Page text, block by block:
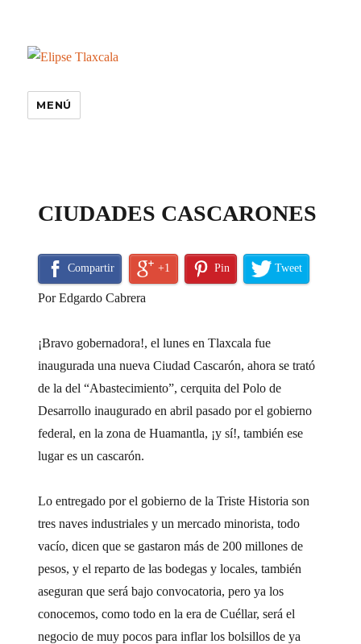
MENÚ
CIUDADES CASCARONES
Compartir +1 Pin Tweet
Por Edgardo Cabrera
¡Bravo gobernadora!, el lunes en Tlaxcala fue
inaugurada una nueva Ciudad Cascarón, ahora se trató
de la del “Abastecimiento”, cerquita del Polo de
Desarrollo inaugurado en abril pasado por el gobierno
federal, en la zona de Huamantla, ¡y sí!, también ese
lugar es un cascarón.
Lo entregado por el gobierno de la Triste Historia son
tres naves industriales y un mercado minorista, todo
vacío, dicen que se gastaron más de 200 millones de
pesos, y el reparto de las bodegas y locales, también
aseguran que será bajo convocatoria, pero ya los
conocemos, como todo en la era de Cuéllar, será el
negocio de muy pocos para inflar los bolsillos de ya